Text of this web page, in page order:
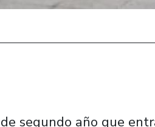
segundo año que